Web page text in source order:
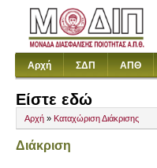
Αρχή ΣΔΠ ΑΠΘ
Είστε εδώ
Αρχή » Καταχώριση Διάκρισης
Διάκριση